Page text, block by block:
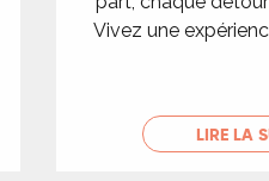
Vivez une
LIRE LA